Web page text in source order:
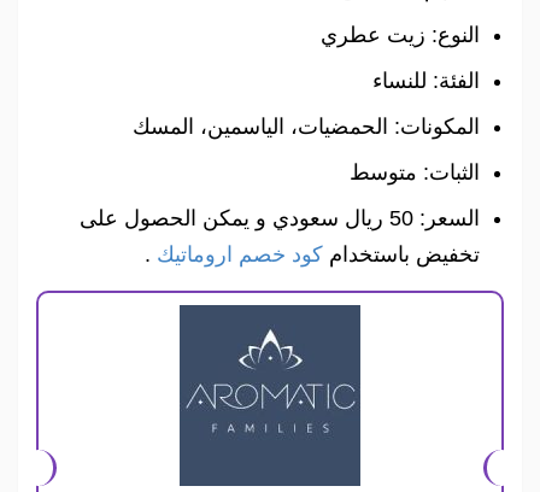
النوع: زيت عطري
الفئة: للنساء
المكونات: الحمضيات، الياسمين، المسك
الثبات: متوسط
السعر: 50 ريال سعودي و يمكن الحصول على
تخفيض باستخدام كود خصم اروماتيك .